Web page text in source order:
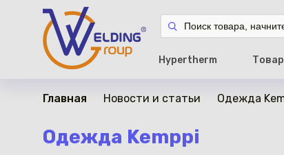
Hypertherm
Главная Новости и статьи Одежда
Одежда Kemppi